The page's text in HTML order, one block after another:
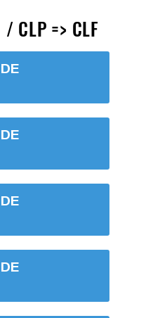
/ CLP => CLF